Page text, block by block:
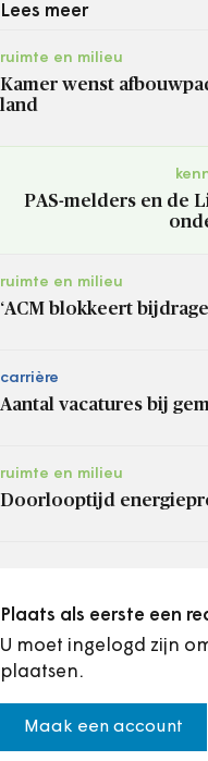
Lees meer
ruimte en milieu
Kamer wenst
land
PAS-melders en de
ruimte en milieu
‘ACM blokkeert
carrière
Aantal vacatures bij
ruimte en milieu
Doorlooptijd
Plaats als eerste een
U moet ingelogd zijn
plaatsen.
Maak een account